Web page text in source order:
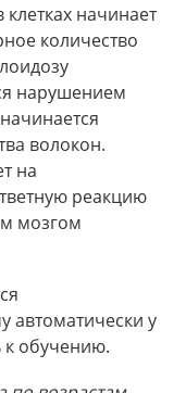
начинает
количество
нарушением
волокон.
на
реакцию
мозгом
автоматически у
к обучению.